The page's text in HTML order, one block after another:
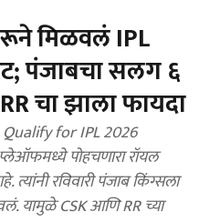
मिळवलं IPL
पंजाबचा सलग ६
चा झाला फायदा
for IPL 2026
पोहचणारा रॉयल
रविवारी पंजाब किंग्सला
यामुळे CSK आणि RR च्या